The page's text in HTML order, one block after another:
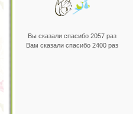
Вы сказали спасибо 2057 раз
Вам сказали спасибо 2400 раз